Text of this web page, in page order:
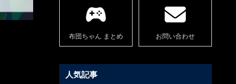
ゲーム攻略 ドラゴンクエスト
布団ちゃん まとめ